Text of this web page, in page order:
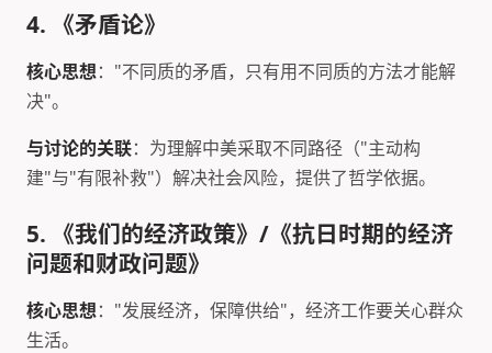
4. 《矛盾论》
核心思想："不同质的矛盾，只有用不同质的方法才能解
决"。
与讨论的关联：为理解中美采取不同路径（"主动构
建"与"有限补救"）解决社会风险，提供了哲学依据。
5. 《我们的经济政策》/《抗日时期的经济
问题和财政问题》
核心思想："发展经济，保障供给"，经济工作要关心群众
生活。